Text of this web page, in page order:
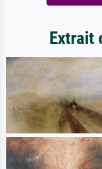
Extrait